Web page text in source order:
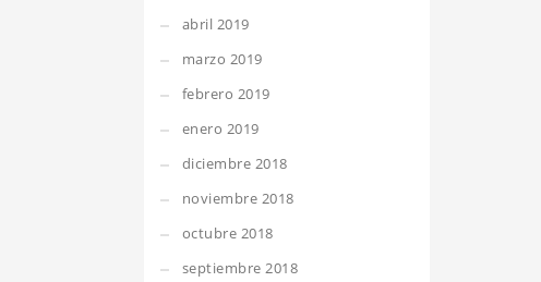
abril 2019
marzo 2019
febrero 2019
enero 2019
diciembre 2018
noviembre 2018
octubre 2018
septiembre 2018